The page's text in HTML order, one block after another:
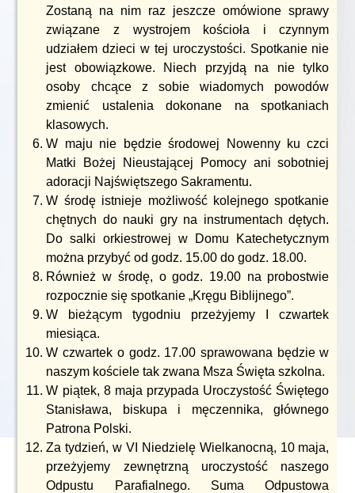
Zostaną na nim raz jeszcze omówione sprawy
związane z wystrojem kościoła i czynnym
udziałem dzieci w tej uroczystości. Spotkanie nie
jest obowiązkowe. Niech przyjdą na nie tylko
osoby chcące z sobie wiadomych powodów
zmienić ustalenia dokonane na spotkaniach
klasowych.
W maju nie będzie środowej Nowenny ku czci
Matki Bożej Nieustającej Pomocy ani sobotniej
adoracji Najświętszego Sakramentu.
W środę istnieje możliwość kolejnego spotkanie
chętnych do nauki gry na instrumentach dętych.
Do salki orkiestrowej w Domu Katechetycznym
można przybyć od godz. 15.00 do godz. 18.00.
Również w środę, o godz. 19.00 na probostwie
rozpocznie się spotkanie „Kręgu Biblijnego”.
W bieżącym tygodniu przeżyjemy I czwartek
miesiąca.
W czwartek o godz. 17.00 sprawowana będzie w
naszym kościele tak zwana Msza Święta szkolna.
W piątek, 8 maja przypada Uroczystość Świętego
Stanisława, biskupa i męczennika, głównego
Patrona Polski.
Za tydzień, w VI Niedzielę Wielkanocną, 10 maja,
przeżyjemy zewnętrzną uroczystość naszego
Odpustu Parafialnego. Suma Odpustowa